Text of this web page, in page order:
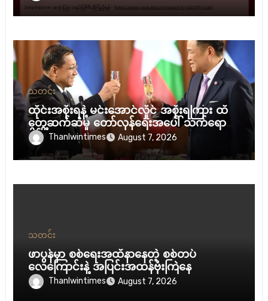
သတင်း
ထိုင်းအစိုးရနဲ့ မင်းအောင်လှိုင် အစိုးရကြား ထိ
တွေ့ဆက်ဆံမှု တော်လှန်ရေးအပေါ် သက်ရောက်
နိုင်လားThanlwintimes August 7, 2026
သတင်း
ဖာပွန်မှာ စစ်ရေးအထိနာနေတဲ့ စစ်တပ်
လေကြောင်းနဲ့ အပြင်းအထန်ဗုံးကြဲနေ
Thanlwintimes August 7, 2026